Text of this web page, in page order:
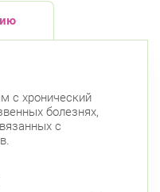
с хронический
болезнях,
с